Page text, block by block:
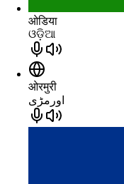
ओडिया
ଓଡ଼ିଆ
ओरमुरी
اورمڑی